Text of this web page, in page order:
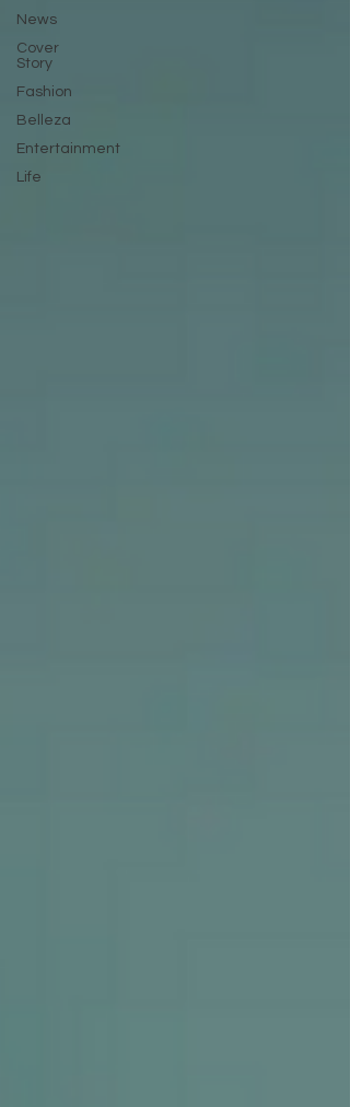
News
Cover
Story
Fashion
Belleza
Entertainment
Life